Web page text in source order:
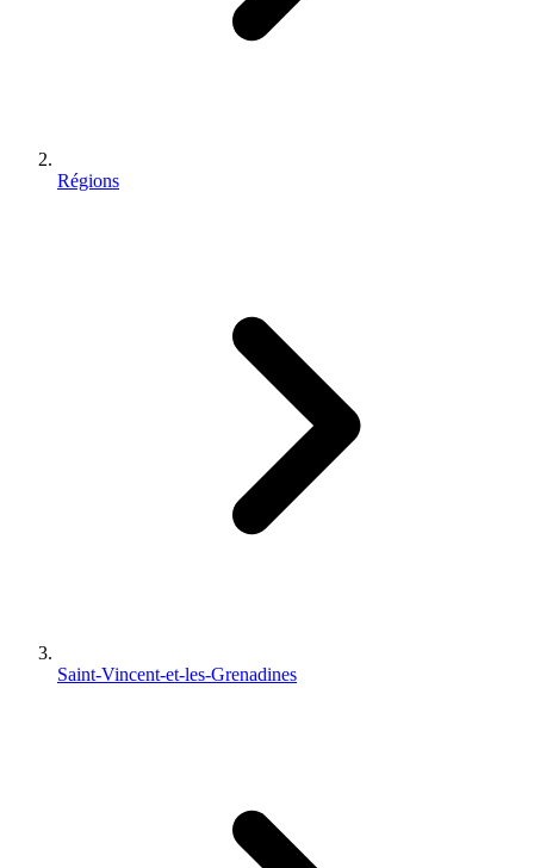
Régions
Saint-Vincent-et-les-Grenadines